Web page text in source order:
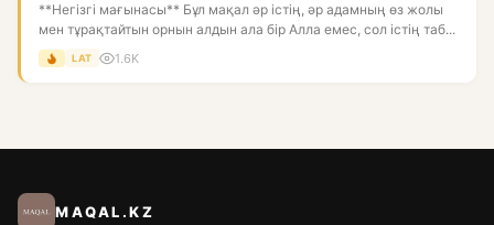
**Негізгі мағынасы** Бұл мақал әр істің, әр адамның өз жолы
мен тұрақтайтын орнын алдын ала бір Алла емес, сол істің таб...
LAT 1.6K
MAQAL.KZ